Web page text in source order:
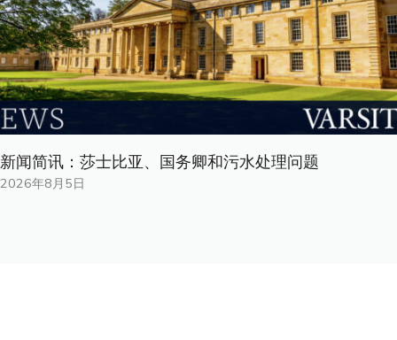
新闻简讯：莎士比亚、国务卿和污水处理问题
2026年8月5日